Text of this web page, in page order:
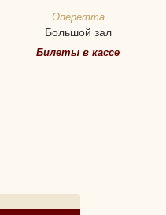
Оперетта
Большой зал
Билеты в кассе